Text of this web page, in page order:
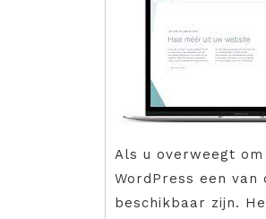
Als u overweegt
WordPress een
beschikbaar zijn.